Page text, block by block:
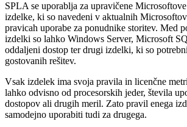
SPLA se uporablja za upravičene
izdelke, ki so navedeni v aktualnih
pravicah uporabe za ponudnike storitev. Med
izdelki so lahko Windows Server, Microsoft
oddaljeni dostop ter drugi izdelki, ki so
gostovanih rešitev.
Vsak izdelek ima svoja pravila in licenčne
lahko odvisno od procesorskih jeder, števila
dostopov ali drugih meril. Zato pravil enega
samodejno uporabiti tudi za drugega.